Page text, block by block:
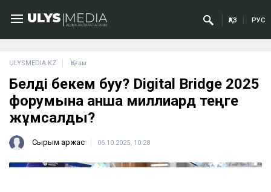
ҚАЗ РУС
ULYSMEDIA.KZ Қоғам
Белді бекем буу? Digital Bridge 2025
форумына қанша миллиард теңге
жұмсалды?
Сырым Қаржас 06.10.2025, 10:28